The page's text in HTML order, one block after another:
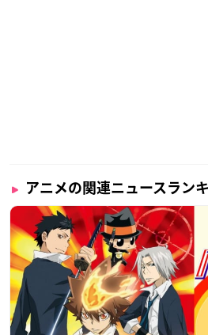
アニメの関連ニュースラン